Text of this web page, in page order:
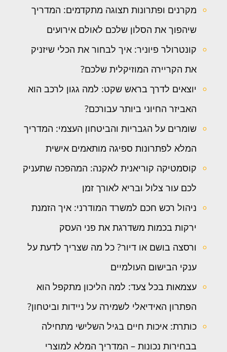
מקרנים ופתרונות תצוגה מתקדמים: המדריך
שיהפוך את הסלון שלכם לאולם אירועים
קונטרולר פיוניר: איך לבחור את הכלי שיזניק
את הקריירה המוזיקלית שלכם?
יוצאים לדרך בראש שקט: למה גגון לרכב הוא
האביזר החיוני ביותר עבורכם?
שומרים על הגבריות והביטחון העצמי: המדריך
המלא לפתרונות ספיגה מותאמים אישית
קוסמטיקה קוריאנית לאקנה: המהפכה שתעניק
לכם עור צלול ובריא לאורך זמן
ניהול רכש חכם למשרד המודרני: איך הזמנת
ירקות בכמות משדרגת את פני העסק
ורסצה בושם או דיור? כל מה שצריך לדעת על
ענקי הבישום העולמיים
עצמאות בכל צעד: למה הליכון מתקפל הוא
הפתרון האידיאלי לשמירה על ניידות וביטחון?
כותרת: איכות חיים בגיל השלישי מתחילה
בבחירות נכונות – המדריך המלא למוצרי